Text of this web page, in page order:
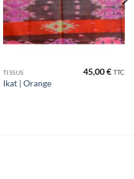
TISSUS
Ikat | Orange
45,00€ TTC